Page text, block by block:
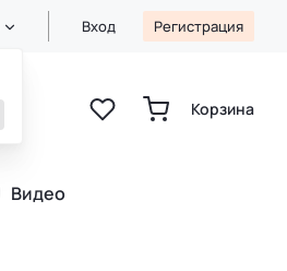
Вход Регистрация
Корзина
Видео